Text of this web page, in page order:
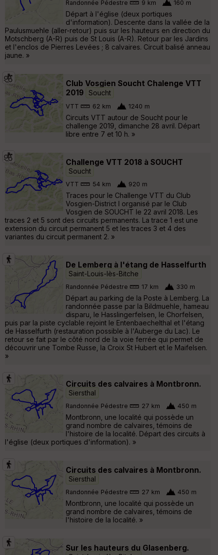
Randonnée Pédestre 9 km 160 m
Départ à l'église (deux portiques
d'information). Descente dans la vallée de la
Paulusmuehle (aller-retour) puis sur les hauteurs en direction du
Motschberg (A-R) puis de St Louis (A-R). Retour par les Jardins
et l'enclos de Pierres Levées ; 8 calvaires. Circuit balisé anneau
jaune. »
Club Vosgien Soucht Chalenge VTT
2019
Soucht
VTT 62 km 1240 m
Circuits VTT autour de Soucht pour le
challenge 2019, dimanche 28 avril. Départ
libre entre 7 et 10 h. »
Challenge VTT 2018 à SOUCHT
Soucht
VTT 54 km 920 m
Traces pour le Challenge VTT du Club
Vosgien-District I organisé par le Club
Vosgien de SOUCHT le 22 avril 2018. Les
traces 2 et 5 sont des circuits permanents. La trace 1 est une
extension du circuit permanent 5 et les traces 3 et 4 des
variantes du circuit permanent 2. »
De Lemberg à l'étang de Hasselfurth
Saint-Louis-lès-Bitche
Randonnée Pédestre 17 km 330 m
Départ au parking de la Poste à Lemberg. La
randonnée passe par la Bildmuehle, hameau
disparu, le Hasslingerfelsen, le Chorfelsen,
puis par la piste cyclable rejoint le Entenbaechelthal et l'étang
de Hasselfurth (restauration possible à l'Auberge du Lac). Le
retour se fait par le côté nord de la voie ferrée qui permet de
découvrir une Tombe Russe, la Croix St Hubert et le Maifelsen.
»
Circuits des calvaires à Montbronn.
Siersthal
Randonnée Pédestre 27 km 450 m
Montbronn, une localité qui possède un
grand nombre de calvaires, témoins de
l'histoire de la localité. Départ des circuits à
l'église (deux portiques d'information). »
Circuits des calvaires à Montbronn.
Siersthal
Randonnée Pédestre 27 km 450 m
Montbronn, une localité qui possède un
grand nombre de calvaires, témoins de
l'histoire de la localité. »
Sur les hauteurs du Glasenberg.